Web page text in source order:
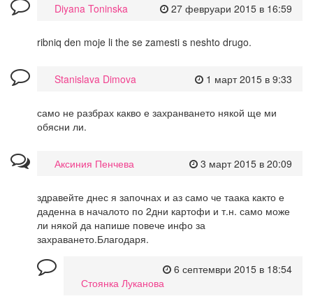
27 февруари 2015 в 16:59
Diyana Toninska
ribniq den moje li the se zamesti s neshto drugo.
1 март 2015 в 9:33
Stanislava Dimova
само не разбрах какво е захранването някой ще ми
обясни ли.
3 март 2015 в 20:09
Аксиния Пенчева
здравейте днес я започнах и аз само че таака както е
даденна в началото по 2дни картофи и т.н. само може
ли някой да напише повече инфо за
захраването.Благодаря.
6 септември 2015 в 18:54
Стоянка Луканова